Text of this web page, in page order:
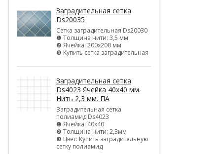
Заградительная сетка
Ds20035
Сетка заградительная Ds20030
❶ Толщина нити: 3,5 мм
❷ Ячейка: 200х200 мм
❸ Купить сетка заградительная
Заградительная сетка
Ds4023 Ячейка 40х40 мм.
Нить 2,3 мм. ПА
Заградительная сетка
полиамид Ds4023
❶ Ячейка: 40х40
❷ Толщина нити: 2,3мм
❸ Цвет: Купить заградительную
сетку полиамид